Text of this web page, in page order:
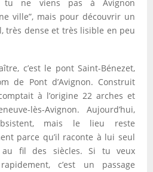
tu ne viens pas à Avignon
ville”, mais pour découvrir un
très dense et très lisible en peu
c’est le pont Saint-Bénezet,
de Pont d’Avignon. Construit
à l’origine 22 arches et
lès-Avignon. Aujourd’hui,
mais le lieu reste
parce qu’il raconte à lui seul
au fil des siècles. Si tu veux
c’est un passage